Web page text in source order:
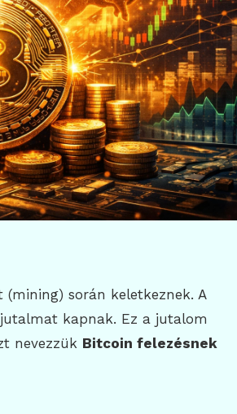
során keletkeznek. A
kapnak. Ez a jutalom
nevezzük Bitcoin felezésnek